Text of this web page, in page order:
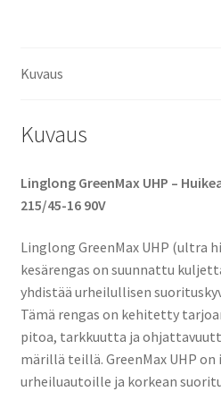
Kuvaus
Kuvaus
Linglong GreenMax UHP –
215/45-16 90V
Linglong GreenMax UHP (ultra
kesärengas on suunnattu
yhdistää urheilullisen
Tämä rengas on kehitetty
pitoa, tarkkuutta ja
märillä teillä. GreenMax UHP
urheiluautoille ja korkean